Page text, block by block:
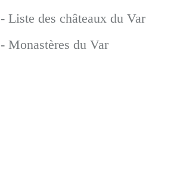
- Liste des châteaux du Var
- Monastères du Var